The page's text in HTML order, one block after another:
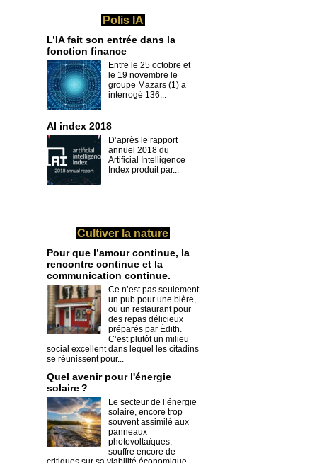
Polis IA
L’IA fait son entrée dans la
fonction finance
Entre le 25 octobre et
le 19 novembre le
groupe Mazars (1) a
interrogé 136...
AI index 2018
D’après le rapport
annuel 2018 du
Artificial Intelligence
Index produit par...
Cultiver la nature
Pour que l’amour continue, la
rencontre continue et la
communication continue.
Ce n’est pas seulement
un pub pour une bière,
ou un restaurant pour
des repas délicieux
préparés par Édith.
C’est plutôt un milieu
social excellent dans lequel les citadins
se réunissent pour...
Quel avenir pour l'énergie
solaire ?
Le secteur de l’énergie
solaire, encore trop
souvent assimilé aux
panneaux
photovoltaïques,
souffre encore de